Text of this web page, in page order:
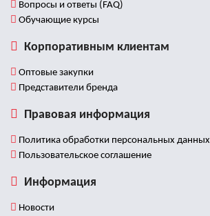
Вопросы и ответы (FAQ)
Обучающие курсы
Корпоративным клиентам
Оптовые закупки
Представители бренда
Правовая информация
Политика обработки персональных данных
Пользовательское соглашение
Информация
Новости